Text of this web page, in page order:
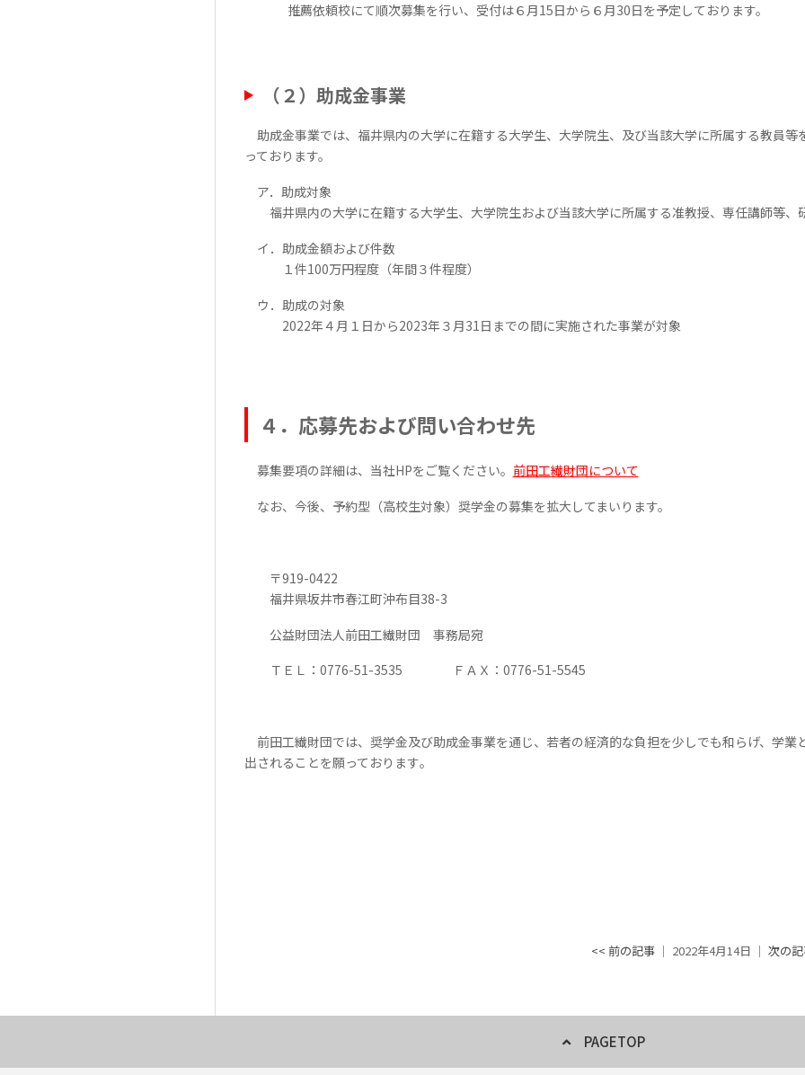
推薦依頼校にて順次募集を行い、受付は６月15日から６月30日を予定しております。
（２）助成金事業
助成金事業では、福井県内の大学に在籍する大学生、大学院生、及び当該大学に所属する教員
っております。
ア．助成対象
福井県内の大学に在籍する大学生、大学院生および当該大学に所属する准教授、専任講師等、
イ．助成金額および件数
１件100万円程度（年間３件程度）
ウ．助成の対象
2022年４月１日から2023年３月31 日までの間に実施された事業が対象
４．応募先および問い合わせ先
募集要項の詳細は、当社HPをご覧ください。 前田工繊財団について
なお、今後、予約型（高校生対象）奨学金の募集を拡大してまいります。
〒919-0422
福井県坂井市春江町沖布目38-3
公益財団法人前田工繊財団 事務局宛
ＴＥＬ： 0776-51-3535 ＦＡＸ： 0776-51-5545
前田工繊財団では、奨学金及び助成金事業を通じ、若者の経済的な負担を少しでも和らげ、学
出されることを願っております｡
<< 前の記事│ 2022年4月14日 │ 次の
PAGETOP